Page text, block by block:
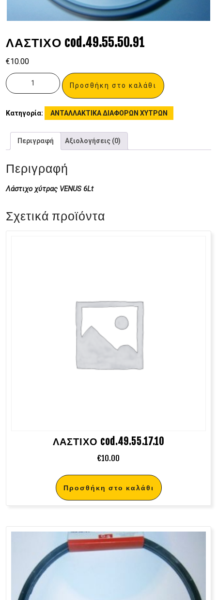
ΛΑΣΤΙΧΟ cod.49.55.50.91
€10.00
Προσθήκη στο καλάθι
Κατηγορία: ΑΝΤΑΛΛΑΚΤΙΚΑ ΔΙΑΦΟΡΩΝ ΧΥΤΡΩΝ
Περιγραφή Αξιολογήσεις (0)
Περιγραφή
Λάστιχο χύτρας VENUS 6Lt
Σχετικά προϊόντα
ΛΑΣΤΙΧΟ cod.49.55.17.10
€10.00
Προσθήκη στο καλάθι